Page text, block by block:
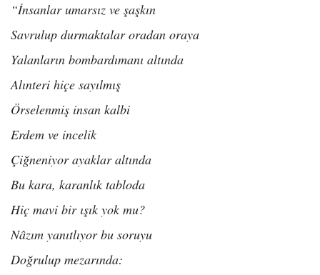
“İnsanlar umarsız ve şaşkın
Savrulup durmaktalar oradan oraya
Yalanların bombardımanı altında
Alınteri hiçe sayılmış
Örselenmiş insan kalbi
Erdem ve incelik
Çiğneniyor ayaklar altında
Bu kara, karanlık tabloda
Hiç mavi bir ışık yok mu?
Nâzım yanıtlıyor bu soruyu
Doğrulup mezarında: